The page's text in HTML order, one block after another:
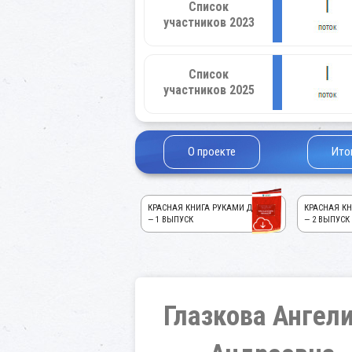
Список
участников 2023
Список
участников 2025
О проекте
КРАСНАЯ КНИГА РУКАМИ ДЕТЕЙ!
— 1 ВЫПУСК
КРАСНАЯ
— 2 ВЫПУСК
Глазкова